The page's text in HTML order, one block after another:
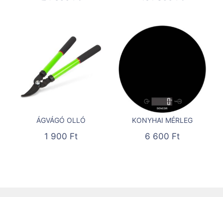
ÁGVÁGÓ OLLÓ
1 900 Ft
KONYHAI MÉRLEG
6 600 Ft